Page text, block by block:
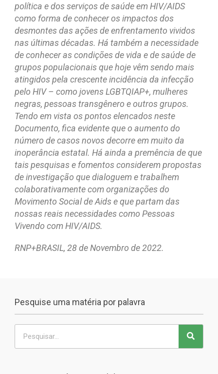
política e dos serviços de saúde em HIV/AIDS
como forma de conhecer os impactos dos
desmontes das ações de enfrentamento vividos
nas últimas décadas. Há também a necessidade
de conhecer as condições de vida e de saúde de
grupos populacionais que hoje vêm sendo mais
atingidos pela crescente incidência da infecção
pelo HIV – como jovens LGBTQIAP+, mulheres
negras, pessoas transgênero e outros grupos.
Tendo em vista os pontos elencados neste
Documento, fica evidente que o aumento do
número de casos novos decorre em muito da
inoperância estatal. Há ainda a premência de que
tais pesquisas e fomentos considerem propostas
de investigação que dialoguem e trabalhem
colaborativamente com organizações do
Movimento Social de Aids e que partam das
nossas reais necessidades como Pessoas
Vivendo com HIV/AIDS.
RNP+BRASIL, 28 de Novembro de 2022.
Pesquise uma matéria por palavra